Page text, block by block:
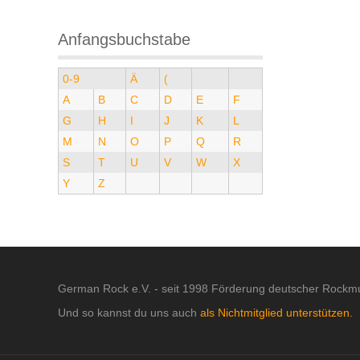
Anfangsbuchstabe
0-9 Ä
(
A
B C D E
F
G
H I J K
L
M
N O P Q
R
S
T U V W
X
Y
Z
German Rock e.V. - seit 1998 Förderung deutscher
Und so kannst du uns auch als Nichtmitglied unterstützen.